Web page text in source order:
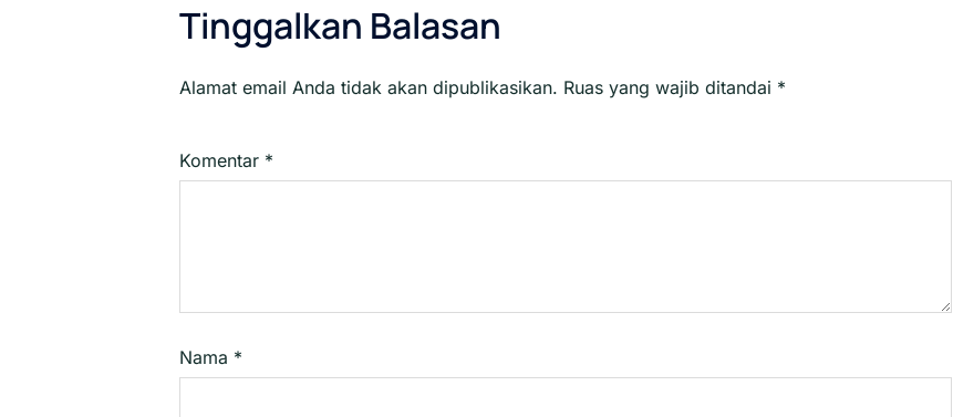
Tinggalkan Balasan
Alamat email Anda tidak akan dipublikasikan. Ruas yang wajib ditandai *
Komentar *
Nama *